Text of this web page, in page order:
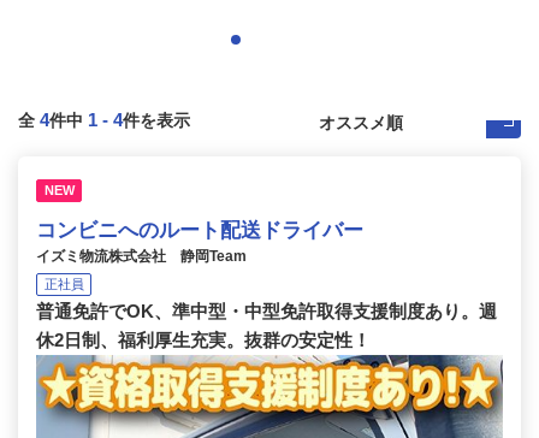
全 4件中 1 - 4件を表示
NEW
コンビニへのルート配送ドライバー
イズミ物流株式会社 静岡Team
正社員
普通免許でOK、準中型・中型免許取得支援制度あり。週
休2日制、福利厚生充実。抜群の安定性！